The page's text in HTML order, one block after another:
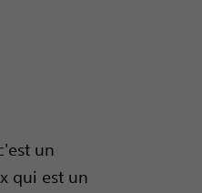
un
qui est un